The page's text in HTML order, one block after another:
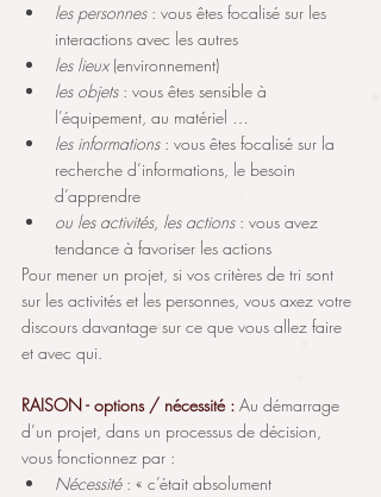
les personnes : vous êtes focalisé sur les
interactions avec les autres
les lieux (environnement)
les objets : vous êtes sensible à
l’équipement, au matériel …
les informations : vous êtes focalisé sur la
recherche d’informations, le besoin
d’apprendre
ou les activités, les actions : vous avez
tendance à favoriser les actions
Pour mener un projet, si vos critères de tri sont
sur les activités et les personnes, vous axez votre
discours davantage sur ce que vous allez faire
et avec qui.
RAISON - options / nécessité : Au démarrage
d’un projet, dans un processus de décision,
vous fonctionnez par :
Nécessité : « c’était absolument